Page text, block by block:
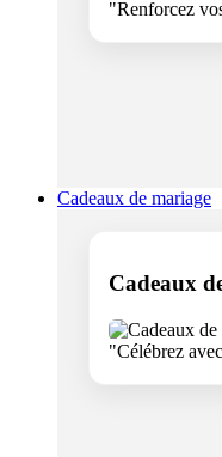
"Renforcez
Cadeaux de mariage
Cadeaux
"Célébrez